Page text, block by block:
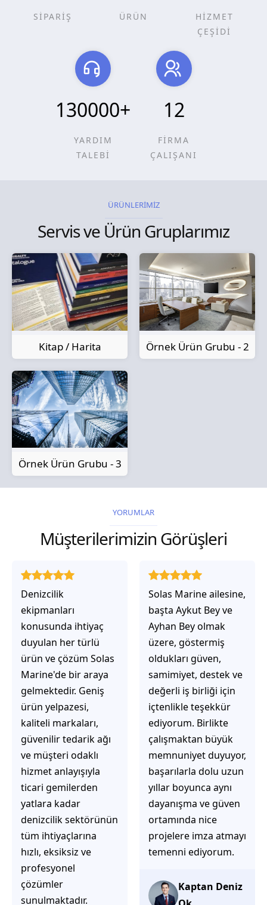
SİPARİŞ ÜRÜN
HİZMET
ÇEŞİDİ
130000+
YARDIM
TALEBİ
12
FİRMA
ÇALIŞANI
ÜRÜNLERİMİZ
Servis ve Ürün Gruplarımız
Kitap / Harita Örnek Ürün Grubu - 2
Örnek Ürün Grubu - 3
YORUMLAR
Müşterilerimizin Görüşleri
Solas Marine ailesine,
başta Aykut Bey ve
Ayhan Bey olmak
üzere, göstermiş
oldukları güven,
samimiyet, destek ve
değerli iş birliği için
içtenlikle teşekkür
ediyorum. Birlikte
çalışmaktan büyük
memnuniyet duyuyor,
başarılarla dolu uzun
yıllar boyunca aynı
dayanışma ve güven
ortamında nice
projelere imza atmayı
temenni ediyorum.
Kaptan Deniz
Solas Marine ile
çalıştığınızda,
işlerinin gerçekten
çözüm üretmeye
odaklı olduğunu
hemen fark
ediyorsunuz.
İhtiyaçlarınıza hızlı ve
doğru çözümler
sunmaya çalışıyorlar.
Müşteri
memnuniyetini ön
planda tutan
yaklaşımları, ilgili
iletişimleri ve
güvenilir hizmet
anlayışları sayesinde
başarılı bir ekip
olduklarını